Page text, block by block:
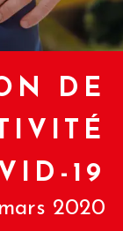
DE
19
2020